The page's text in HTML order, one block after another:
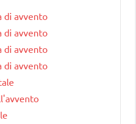
di avvento
di avvento
di avvento
di avvento